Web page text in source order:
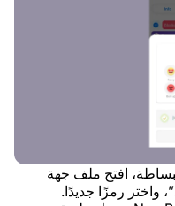
افتح ملف جهة
واختر رمزًا جديدًا.